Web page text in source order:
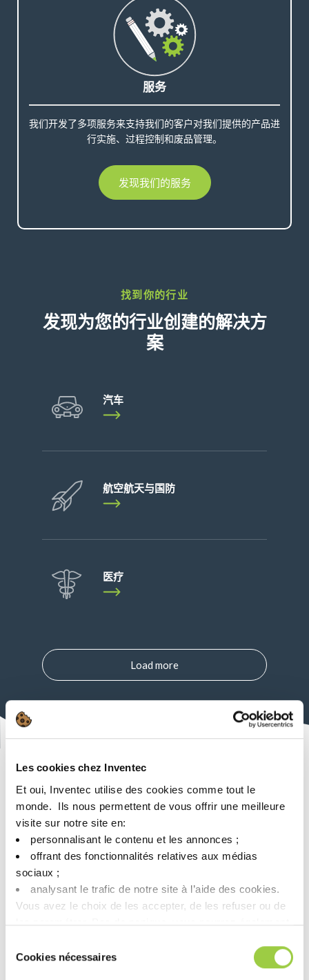
Les cookies chez Inventec
Et oui, Inventec utilise des cookies comme tout le
monde. ​ Ils nous permettent de vous offrir une meilleure
visite sur notre site en:​
personnalisant le contenu et les annonces ;​
offrant des fonctionnalités relatives aux médias
sociaux ; ​
analysant le trafic de notre site à l’aide des cookies.​
Vous avez le choix de les accepter, de les refuser ou de
les paramétrer.​ Pas de panique, vous pourrez également
cookies.​ ​ ​
duCookies nécessaires
服务
我们开发了多项服务来支持我们的客户对我们提供的产品进
行实施、过程控制和废品管理。
发现我们的服务
找到你的行业
发现为您的行业创建的解决方
案
汽车
航空航天与国防
医疗
Load more
通过可持续创新
自 2006 年以来，我们的清洁配方一直不含 CMR，并且在 2012
年，我们推出了一项名为 greenway 的新流程，该流程根据可衡
量的环境和健康影响标准改进我们的产品或服务。
探索我们的可持续发展方法